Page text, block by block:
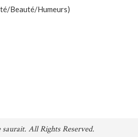
Beauté/Humeurs)
saurait. All Rights Reserved.